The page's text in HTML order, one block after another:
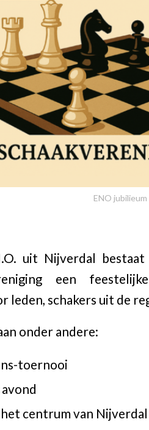
ENO jubilieum
uit Nijverdal
een
leden, schakers uit de
onder andere:
toernooi
centrum van Nijverdal